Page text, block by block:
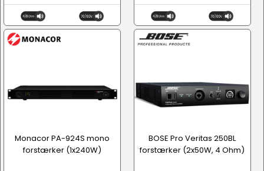
Monacor PA-924S mono
forstærker (1x240W)
BOSE Pro Veritas 250BL
forstærker (2x50W, 4 Ohm)